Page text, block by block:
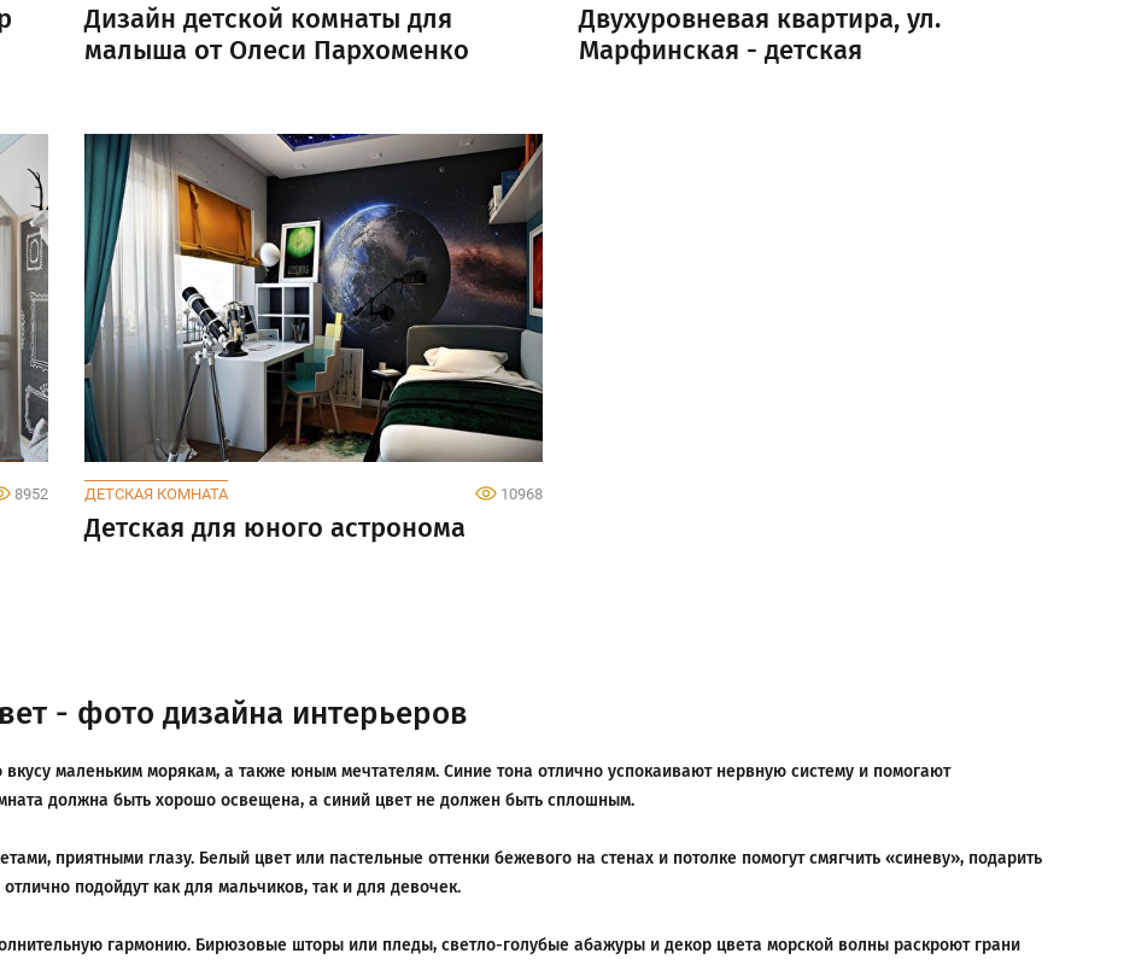
Дизайн детской комнаты для
малыша от Олеси Пархоменко
Двухуровневая квартира, ул.
Марфинская - детская
8952 ДЕТСКАЯ КОМНАТА 10968
Детская для юного астронома
- фото дизайна интерьеров
вкусу маленьким морякам, а также юным мечтателям. Синие тона отлично успокаивают нервную систему и помогают
должна быть хорошо освещена, а синий цвет не должен быть сплошным.
приятными глазу. Белый цвет или пастельные оттенки бежевого на стенах и потолке помогут смягчить «синеву», подарить
подойдут как для мальчиков, так и для девочек.
гармонию. Бирюзовые шторы или пледы, светло-голубые абажуры и декор цвета морской волны раскроют грани